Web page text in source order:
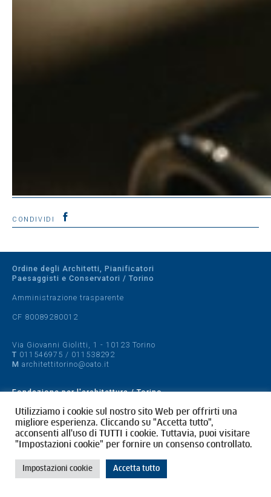
CONDIVIDI
Ordine degli Architetti, Pianificatori
Paesaggisti e Conservatori / Torino
Amministrazione trasparente
CF 80089280012
Via Giovanni Giolitti, 1 - 10123 Torino
T 011546975 / 011538292
M architettitorino@oato.it
Fondazione per l'architettura / Torino
Designed by quattrolinee.it
Cookie Policy
Privacy Policy
Utilizziamo i cookie sul nostro sito Web per offrirti una
migliore esperienza. Cliccando su "Accetta tutto",
acconsenti all'uso di TUTTI i cookie. Tuttavia, puoi visitare
"Impostazioni cookie" per fornire un consenso controllato.
Impostazioni cookie Accetta tutto